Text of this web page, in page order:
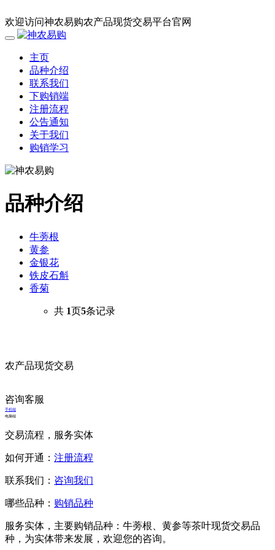
欢迎访问神农易购农产品现货交易平台官网
主页
品种介绍
联系我们
下购销端
注册流程
公告通知
关于我们
购销学习
品种介绍
牛蒡根
黄参
金银花
铁皮石斛
香菊
共 1页5条记录
农产品现货交易
咨询客服
手机端
电脑端
交易流程，服务实体
如何开通： 注册流程
联系我们： 咨询我们
哪些品种： 购销品种
服务实体，主要购销品种：牛蒡根、黄参等茶叶现货交易品
种，为实体带来发展，欢迎您的咨询。